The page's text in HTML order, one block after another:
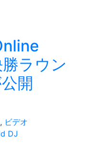
ラウン
開
, ビデオ
DJ